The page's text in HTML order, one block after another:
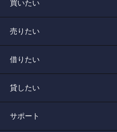
買いたい
売りたい
借りたい
貸したい
サポート